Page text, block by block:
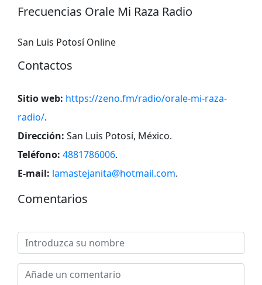
Frecuencias Orale Mi Raza Radio
San Luis Potosí Online
Contactos
Sitio web: https://zeno.fm/radio/orale-mi-raza-
radio/.
Dirección: San Luis Potosí, México.
Teléfono: 4881786006.
E-mail: lamastejanita@hotmail.com.
Comentarios